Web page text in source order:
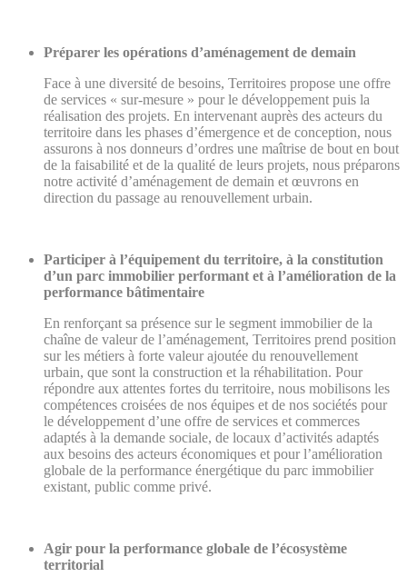
Préparer les opérations d’aménagement de demain
Face à une diversité de besoins, Territoires propose une offre
de services « sur-mesure » pour le développement puis la
réalisation des projets. En intervenant auprès des acteurs du
territoire dans les phases d’émergence et de conception, nous
assurons à nos donneurs d’ordres une maîtrise de bout en bout
de la faisabilité et de la qualité de leurs projets, nous préparons
notre activité d’aménagement de demain et œuvrons en
direction du passage au renouvellement urbain.
Participer à l’équipement du territoire, à la constitution
d’un parc immobilier performant et à l’amélioration de la
performance bâtimentaire
En renforçant sa présence sur le segment immobilier de la
chaîne de valeur de l’aménagement, Territoires prend position
sur les métiers à forte valeur ajoutée du renouvellement
urbain, que sont la construction et la réhabilitation. Pour
répondre aux attentes fortes du territoire, nous mobilisons les
compétences croisées de nos équipes et de nos sociétés pour
le développement d’une offre de services et commerces
adaptés à la demande sociale, de locaux d’activités adaptés
aux besoins des acteurs économiques et pour l’amélioration
globale de la performance énergétique du parc immobilier
existant, public comme privé.
Agir pour la performance globale de l’écosystème
territorial